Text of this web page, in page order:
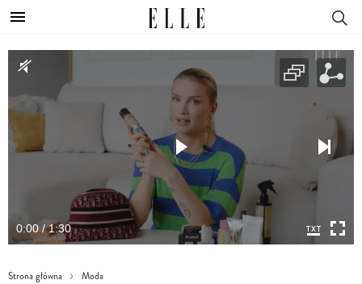
0:00 / 1:30
Strona główna Moda